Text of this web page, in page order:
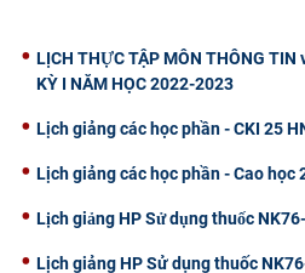
LỊCH THỰC TẬP MÔN THÔNG TIN
KỲ I NĂM HỌC 2022-2023
Lịch giảng các học phần - CKI 25
Lịch giảng các học phần - Cao học
Lịch giảng HP Sử dụng thuốc
Lịch giảng HP Sử dụng thuốc